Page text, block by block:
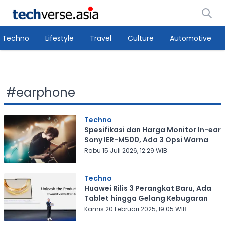
Techno Lifestyle Travel Culture Automotive
#earphone
Techno
Spesifikasi dan Harga Monitor In-ear
Sony IER-M500, Ada 3 Opsi Warna
Rabu 15 Juli 2026, 12:29 WIB
Techno
Huawei Rilis 3 Perangkat Baru, Ada
Tablet hingga Gelang Kebugaran
Kamis 20 Februari 2025, 19:05 WIB